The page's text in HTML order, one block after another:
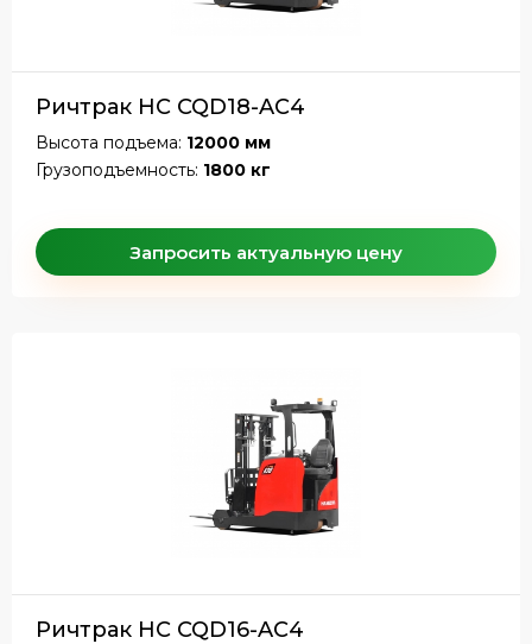
Ричтрак HC CQD18-AC4
Высота подъема: 12000 мм
Грузоподъемность: 1800 кг
Запросить актуальную цену
Ричтрак HC CQD16-AC4